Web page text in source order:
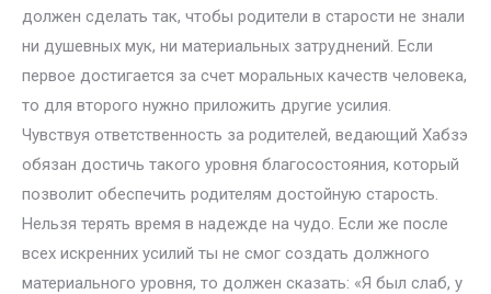
должен сделать так, чтобы родители в старости не знали
ни душевных мук, ни материальных затруднений. Если
первое достигается за счет моральных качеств человека,
то для второго нужно приложить другие усилия.
Чувствуя ответственность за родителей, ведающий Хабзэ
обязан достичь такого уровня благосостояния, который
позволит обеспечить родителям достойную старость.
Нельзя терять время в надежде на чудо. Если же после
всех искренних усилий ты не смог создать должного
материального уровня, то должен сказать: «Я был слаб, у